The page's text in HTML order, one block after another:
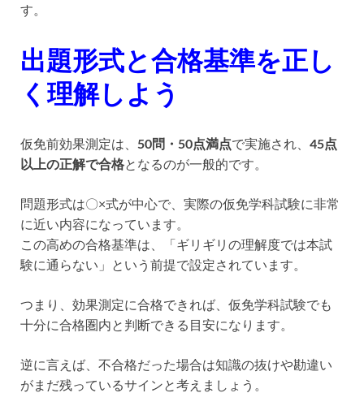
す。
出題形式と合格基準を正し
く理解しよう
仮免前効果測定は、 50問・50点満点で実施され、 45点
以上の正解で合格となるのが一般的です。
問題形式は〇×式が中心で、実際の仮免学科試験に非常
に近い内容になっています。
この高めの合格基準は、「ギリギリの理解度では本試
験に通らない」という前提で設定されています。
つまり、効果測定に合格できれば、仮免学科試験でも
十分に合格圏内と判断できる目安になります。
逆に言えば、不合格だった場合は知識の抜けや勘違い
がまだ残っているサインと考えましょう。